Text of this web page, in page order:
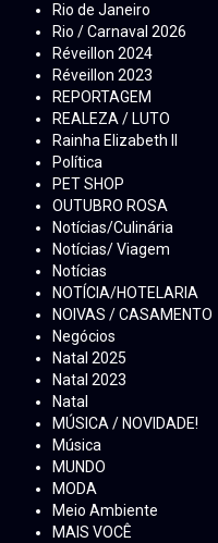
Rio de Janeiro
Rio / Carnaval 2026
Réveillon 2024
Réveillon 2023
REPORTAGEM
REALEZA / LUTO
Rainha Elizabeth ll
Política
PET SHOP
OUTUBRO ROSA
Notícias/Culinária
Notícias/ Viagem
Notícias
NOTÍCIA/HOTELARIA
NOIVAS / CASAMENTO
Negócios
Natal 2025
Natal 2023
Natal
MÚSICA / NOVIDADE!
Música
MUNDO
MODA
Meio Ambiente
MAIS VOCÊ